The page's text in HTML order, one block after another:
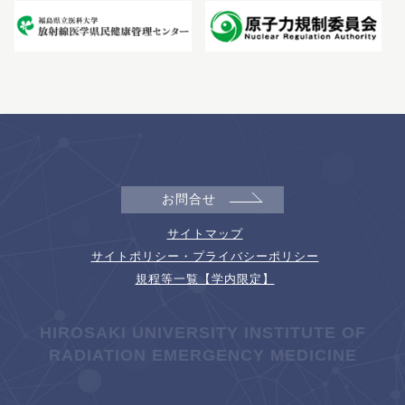
お問合せ
サイトマップ
サイトポリシー・プライバシーポリシー
規程等一覧【学内限定】
HIROSAKI UNIVERSITY INSTITUTE OF
RADIATION EMERGENCY MEDICINE